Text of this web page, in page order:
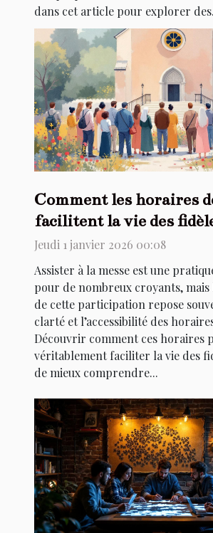
dans cet article pour explorer
Comment les horaires
facilitent la vie des
Jeudi 1 janvier 2026 00:08
Assister à la messe est une
pour de nombreux croyants, mais
de cette participation repose
clarté et l’accessibilité des
Découvrir comment ces horaires
véritablement faciliter la vie des
de mieux comprendre...